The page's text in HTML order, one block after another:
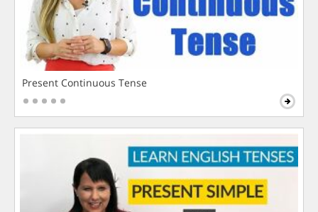
Present Continuous Tense